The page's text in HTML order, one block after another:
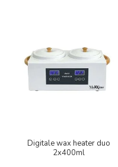
Digitale wax heater duo
2x400ml